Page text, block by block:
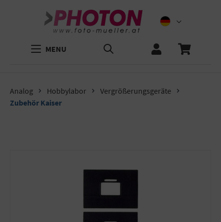
MENU
Analog Hobbylabor
Vergrößerungsgeräte
Zubehör Kaiser